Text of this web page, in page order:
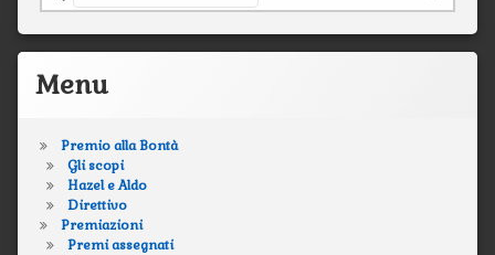
Menu
Premio alla Bontà
Gli scopi
Hazel e Aldo
Direttivo
Premiazioni
Premi assegnati